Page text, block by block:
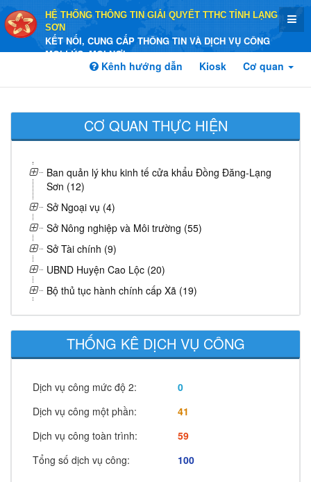
HỆ THỐNG THÔNG TIN GIẢI QUYẾT TTHC TỈNH LẠNG
SƠN
KẾT NỐI, CUNG CẤP THÔNG TIN VÀ DỊCH VỤ CÔNG
MỌI LÚC, MỌI NƠI
Kênh hướng dẫn Kiosk Cơ quan
CƠ QUAN THỰC HIỆN
Ban quản lý khu kinh tế cửa khẩu Đồng Đăng-Lạng
Sơn (12)
Sở Ngoại vụ (4)
Sở Nông nghiệp và Môi trường (55)
Sở Tài chính (9)
UBND Huyện Cao Lộc (20)
Bộ thủ tục hành chính cấp Xã (19)
THỐNG KÊ DỊCH VỤ CÔNG
Dịch vụ công mức độ 2:
0
Dịch vụ công một phần:
41
Dịch vụ công toàn trình:
59
Tổng số dịch vụ công:
100